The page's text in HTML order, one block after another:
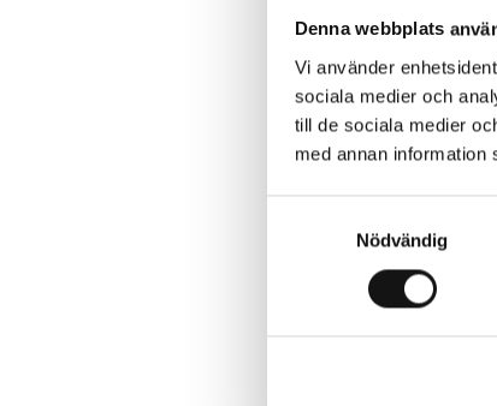
Denna webbplats
Vi använder
sociala medier och
till de sociala medier
med annan information
Nödvändig